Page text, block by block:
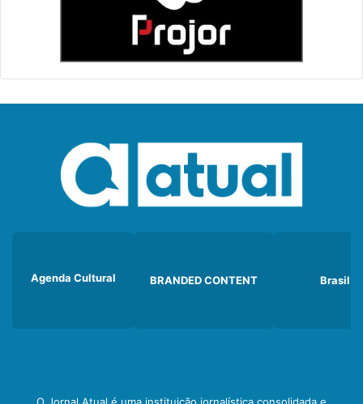
Agenda Cultural BRANDED CONTENT Brasil
O Jornal Atual é uma instituição jornalística consolidada e